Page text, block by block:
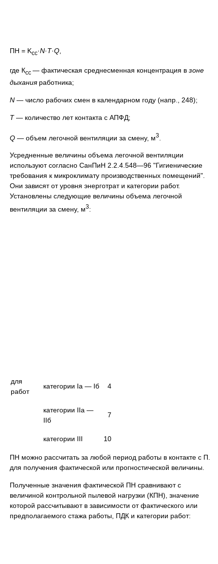
ПН = Kcc·N·T·Q
где Ксс — фактическая среднесменная концентрация в зоне
дыханияработника;
N — число рабочих смен в календарном году (напр., 248);
Т— количество лет контакта с АПФД;
Q — объем легочной вентиляции за смену, м3
Усредненные величины объема легочной вентиляции
используют согласно СанПиН 2.2.4.548—96 "Гигиенические
требования к микроклимату производственных помещений".
Они зависят от уровня энерготрат и категории работ.
Установлены следующие величины объема легочной
вентиляции за смену, м3:
для
работ
категории Iа — Iб 4
категории IIа —
IIб
7
категории III 10
ПН можно рассчитать за любой период работы в контакте с П.
для получения фактической или прогностической величины.
Полученные значения фактической ПН сравнивают с
величиной контрольной пылевой нагрузки (КПН), значение
которой рассчитывают в зависимости от фактического или
предполагаемого стажа работы, ПДК и категории работ: